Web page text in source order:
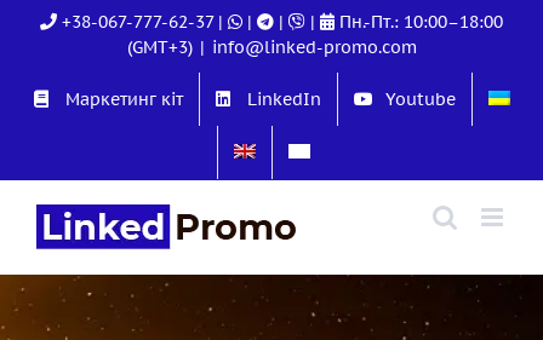
+38-067-777-62-37 | | | |
Пн.-Пт.: 10:00–18:00
(GMT+3) | info@linked-promo.com
Маркетинг кіт LinkedIn Youtube